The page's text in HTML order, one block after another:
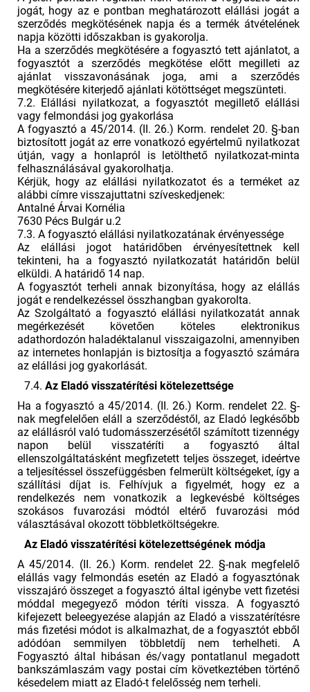
jogát, hogy az e pontban meghatározott elállási jogát a
szerződés megkötésének napja és a termék átvételének
napja közötti időszakban is gyakorolja.
Ha a szerződés megkötésére a fogyasztó tett ajánlatot, a
fogyasztót a szerződés megkötése előtt megilleti az
ajánlat visszavonásának joga, ami a szerződés
megkötésére kiterjedő ajánlati kötöttséget megszünteti.
7.2. Elállási nyilatkozat, a fogyasztót megillető elállási
vagy felmondási jog gyakorlása
A fogyasztó a 45/2014. (II. 26.) Korm. rendelet 20. §-ban
biztosított jogát az erre vonatkozó egyértelmű nyilatkozat
útján, vagy a honlapról is letölthető nyilatkozat-minta
felhasználásával gyakorolhatja.
Kérjük, hogy az elállási nyilatkozatot és a terméket az
alábbi címre visszajuttatni szíveskedjenek:
Antalné Árvai Kornélia
7630 Pécs Bulgár u.2
7.3. A fogyasztó elállási nyilatkozatának érvényessége
Az elállási jogot határidőben érvényesítettnek kell
tekinteni, ha a fogyasztó nyilatkozatát határidőn belül
elküldi. A határidő 14 nap.
A fogyasztót terheli annak bizonyítása, hogy az elállás
jogát e rendelkezéssel összhangban gyakorolta.
Az Szolgáltató a fogyasztó elállási nyilatkozatát annak
megérkezését követően köteles elektronikus
adathordozón haladéktalanul visszaigazolni, amennyiben
az internetes honlapján is biztosítja a fogyasztó számára
az elállási jog gyakorlását.
7.4. Az Eladó visszatérítési kötelezettsége
Ha a fogyasztó a 45/2014. (II. 26.) Korm. rendelet 22. §-
nak megfelelően eláll a szerződéstől, az Eladó legkésőbb
az elállásról való tudomásszerzésétől számított tizennégy
napon belül visszatéríti a fogyasztó által
ellenszolgáltatásként megfizetett teljes összeget, ideértve
a teljesítéssel összefüggésben felmerült költségeket, így a
szállítási díjat is. Felhívjuk a figyelmét, hogy ez a
rendelkezés nem vonatkozik a legkevésbé költséges
szokásos fuvarozási módtól eltérő fuvarozási mód
választásával okozott többletköltségekre.
Az Eladó visszatérítési kötelezettségének módja
A 45/2014. (II. 26.) Korm. rendelet 22. §-nak megfelelő
elállás vagy felmondás esetén az Eladó a fogyasztónak
visszajáró összeget a fogyasztó által igénybe vett fizetési
móddal megegyező módon téríti vissza. A fogyasztó
kifejezett beleegyezése alapján az Eladó a visszatérítésre
más fizetési módot is alkalmazhat, de a fogyasztót ebből
adódóan semmilyen többletdíj nem terhelheti. A
Fogyasztó által hibásan és/vagy pontatlanul megadott
bankszámlaszám vagy postai cím következtében történő
késedelem miatt az Eladó-t felelősség nem terheli.